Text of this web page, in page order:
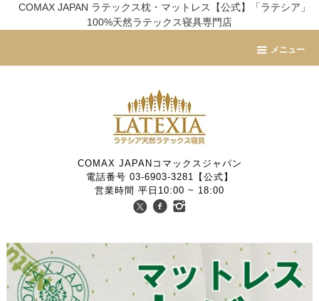
COMAX JAPAN ラテックス枕・マットレス【公式】「ラテシア」
100%天然ラテックス寝具専門店
メニュー
COMAX JAPANコマックスジャパン
電話番号 03-6903-3281【公式】
営業時間 平日10:00 ~ 18:00